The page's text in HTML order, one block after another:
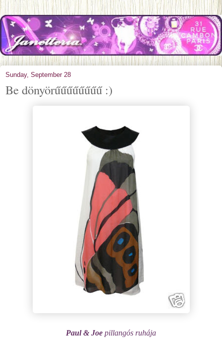
Sunday, September 28
Be dönyörűűűűűűűű :)
Paul & Joe pillangós ruhája